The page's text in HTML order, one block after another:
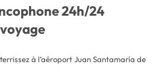
24h/24
à l’aéroport Juan Santamaría de